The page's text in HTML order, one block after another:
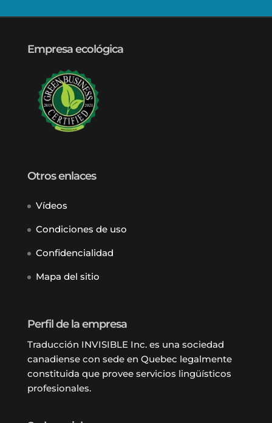
Empresa ecológica
Otros enlaces
Vídeos
Condiciones de uso
Confidencialidad
Mapa del sitio
Perfil de la empresa
Traducción INVISIBLE Inc. es una sociedad
canadiense con sede en Quebec legalmente
constituida que provee servicios lingüísticos
profesionales.